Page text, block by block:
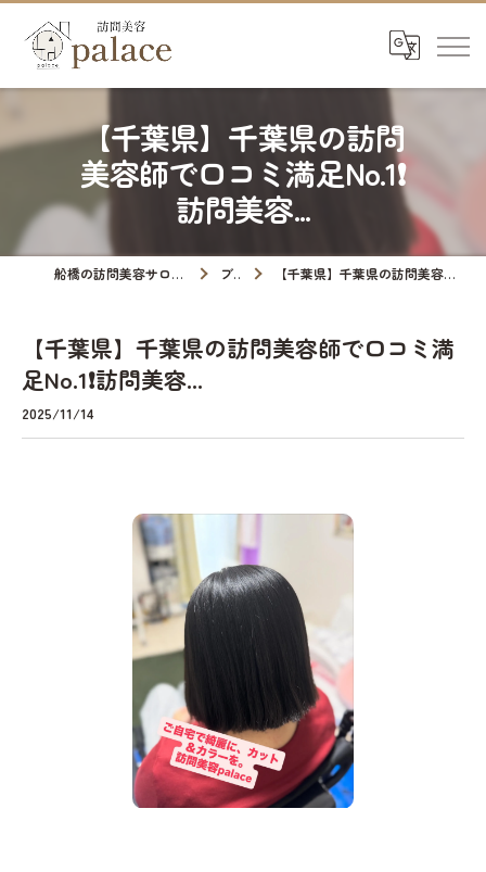
【千葉県】千葉県の訪問
美容師で口コミ満足No.1❗️
訪問美容...
船橋の訪問美容サロンなら訪問美容palace ブログ 【千葉県】千葉県の訪問美容師で口コミ満足No.1❗️訪問美容...
【千葉県】千葉県の訪問美容師で口コミ満
足No.1❗️訪問美容...
2025/11/14